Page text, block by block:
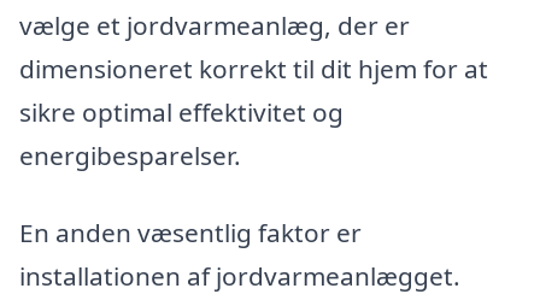
vælge et jordvarmeanlæg, der er
dimensioneret korrekt til dit hjem for at
sikre optimal effektivitet og
energibesparelser.
En anden væsentlig faktor er
installationen af jordvarmeanlægget.